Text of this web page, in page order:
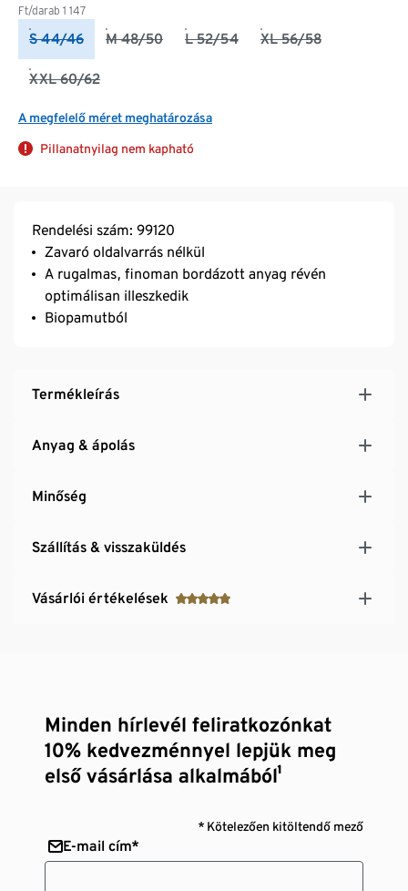
Ft/darab 1 147
S 44/46 M 48/50 L 52/54 XL 56/58
XXL 60/62
A megfelelő méret meghatározása
Pillanatnyilag nem kapható
Rendelési szám: 99120
Zavaró oldalvarrás nélkül
A rugalmas, finoman bordázott anyag révén
optimálisan illeszkedik
Biopamutból
Termékleírás
Anyag & ápolás
Minőség
Szállítás & visszaküldés
Vásárlói értékelések
Minden hírlevél feliratkozónkat
10% kedvezménnyel lepjük meg
első vásárlása alkalmából¹
* Kötelezően kitöltendő mező
E-mail cím*